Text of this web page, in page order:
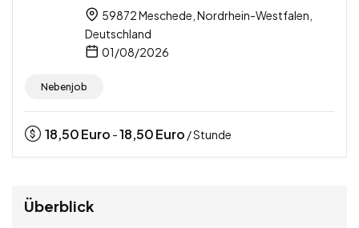
59872 Meschede, Nordrhein-Westfalen,
Deutschland
01/08/2026
Nebenjob
18,50Euro -18,50Euro / Stunde
Überblick